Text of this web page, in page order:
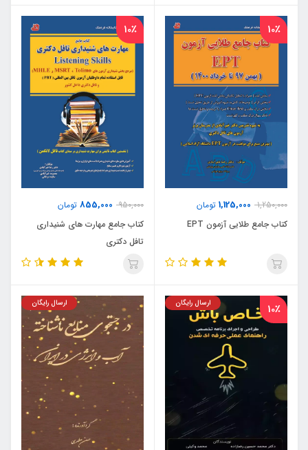
10٪
1,250,000
1,125,000 تومان
کتاب جامع طلایی آزمون EPT
10٪
950,000
855,000 تومان
کتاب جامع مهارت های شنیداری
تافل دکتری
10٪ ارسال رایگان ارسال رایگان